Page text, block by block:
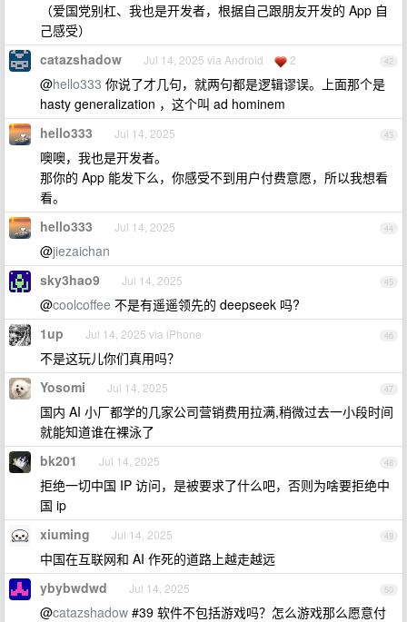
（爱国党别杠、我也是开发者，根据自己跟朋友开发的 App 自
己感受）
42
catazshadow Jul 14, 2025 via Android 2
@hello333 你说了才几句，就两句都是逻辑谬误。上面那个是
hasty generalization ，这个叫 ad hominem
43
hello333 Jul 14, 2025
噢噢，我也是开发者。
那你的 App 能发下么，你感受不到用户付费意愿，所以我想看
看。
44
hello333 Jul 14, 2025
@jiezaichan
45
sky3hao9 Jul 14, 2025
@coolcoffee 不是有遥遥领先的 deepseek 吗?
46
1up Jul 14, 2025 via iPhone
不是这玩儿你们真用吗？
47
Yosomi Jul 14, 2025
国内 AI 小厂都学的几家公司营销费用拉满,稍微过去一小段时间
就能知道谁在裸泳了
48
bk201 Jul 14, 2025
拒绝一切中国 IP 访问，是被要求了什么吧，否则为啥要拒绝中
国 ip
49
xiuming Jul 14, 2025
中国在互联网和 AI 作死的道路上越走越远
50
ybybwdwd Jul 14, 2025
@catazshadow #39 软件不包括游戏吗？怎么游戏那么愿意付